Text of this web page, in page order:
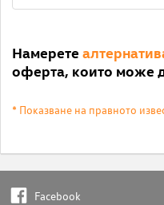
Намерете
оферта, които може
* Показване на правното
Facebook